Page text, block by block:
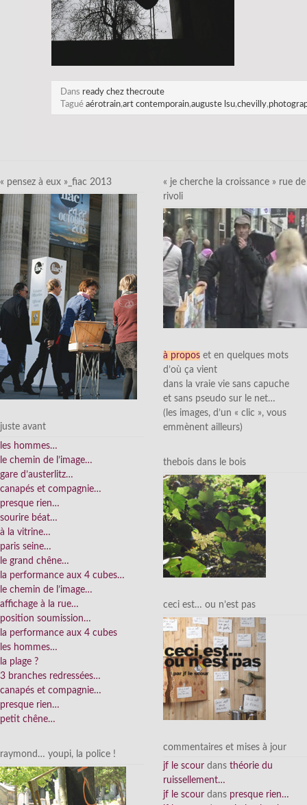
Dans ready chez thecroute
Tagué aérotrain,art contemporain,auguste lsu,chevilly,
« pensez à eux »_fiac 2013
juste avant
les hommes…
le chemin de l’image…
gare d’austerlitz…
canapés et compagnie…
presque rien…
sourire béat…
à la vitrine…
paris seine…
le grand chêne…
la performance aux 4 cubes…
le chemin de l’image…
affichage à la rue…
position soumission…
la performance aux 4 cubes
les hommes…
la plage ?
3 branches redressées…
canapés et compagnie…
presque rien…
petit chêne…
raymond… youpi, la police !
« je cherche la croissance » rue de
rivoli
à propos et en quelques mots
d’où ça vient
dans la vraie vie sans capuche
et sans pseudo sur le net…
(les images, d’un « clic », vous
emmènent ailleurs)
thebois dans le bois
ceci est… ou n’est pas
commentaires et mises à jour
jf le scour dans théorie du
ruissellement…
jf le scour dans presque rien…